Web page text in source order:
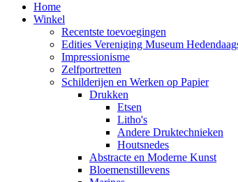
Home
Winkel
Recentste toevoegingen
Edities Vereniging Museum
Impressionisme
Zelfportretten
Schilderijen en Werken op Papier
Drukken
Etsen
Litho's
Andere Druktechnieken
Houtsnedes
Abstracte en Moderne Kunst
Bloemenstillevens